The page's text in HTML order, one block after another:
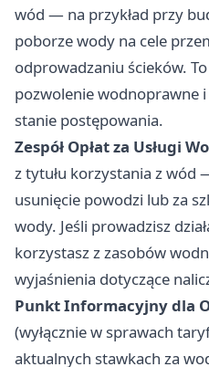
wód — na przykład przy
poborze wody na cele
odprowadzaniu ścieków.
pozwolenie wodnoprawne
stanie postępowania.
Zespół Opłat za Usługi
z tytułu korzystania z wód
usunięcie powodzi lub za
wody. Jeśli prowadzisz
korzystasz z zasobów
wyjaśnienia dotyczące
Punkt Informacyjny dla
(wyłącznie w sprawach
aktualnych stawkach za